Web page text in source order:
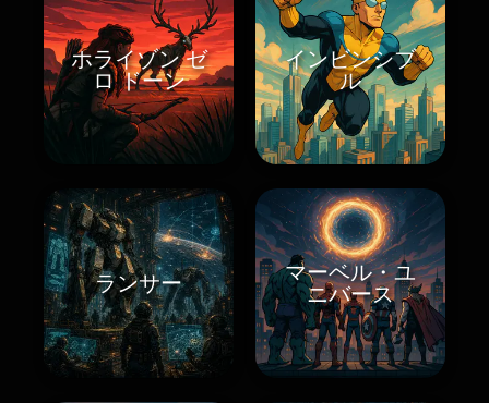
ホライゾン ゼ
ロ ドーン
インビンシブ
ル
ランサー
マーベル・ユ
ニバース